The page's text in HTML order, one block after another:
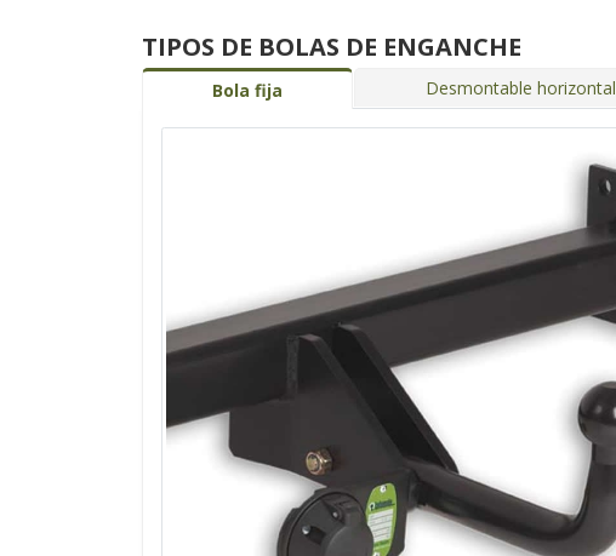
TIPOS DE BOLAS DE ENGANCHE
Bola fija Desmontable horizontal